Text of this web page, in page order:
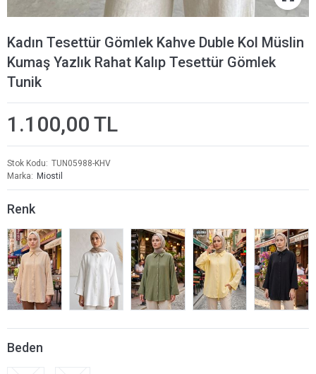
Kadın Tesettür Gömlek Kahve Duble Kol Müslin
Kumaş Yazlık Rahat Kalıp Tesettür Gömlek
Tunik
1.100,00 TL
Stok Kodu
TUN05988-KHV
Marka
Miostil
Renk
Beden